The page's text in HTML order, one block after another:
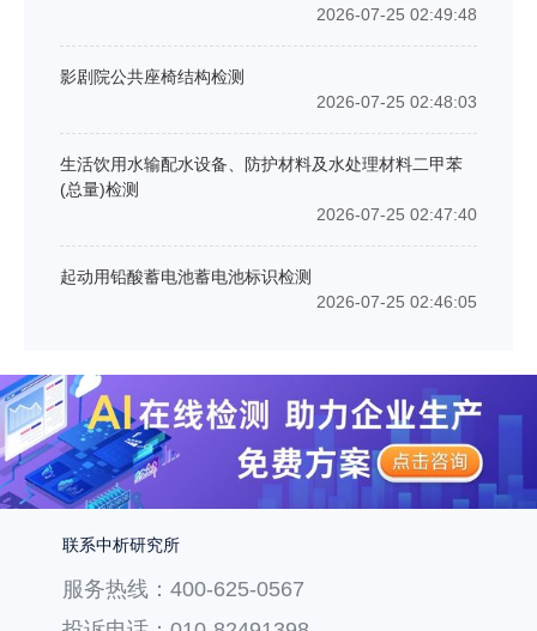
2026-07-25 02:49:48
影剧院公共座椅结构检测
2026-07-25 02:48:03
生活饮用水输配水设备、防护材料及水处理材料二甲苯
(总量)检测
2026-07-25 02:47:40
起动用铅酸蓄电池蓄电池标识检测
2026-07-25 02:46:05
联系中析研究所
服务热线：400-625-0567